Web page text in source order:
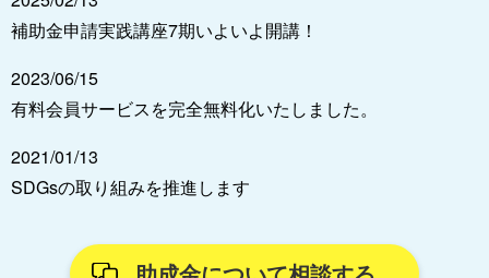
補助金申請実践講座7期いよいよ開講！
2023/06/15
有料会員サービスを完全無料化いたしました。
2021/01/13
SDGsの取り組みを推進します